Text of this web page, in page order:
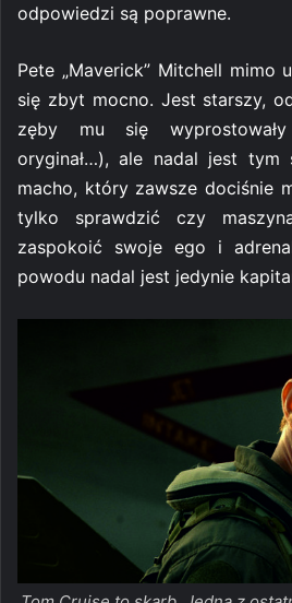
odpowiedzi są poprawne.
Pete „Maverick” Mitchell mimo
się zbyt mocno. Jest starszy,
zęby mu się
oryginał…), ale nadal jest tym
macho, który zawsze dociśnie
tylko sprawdzić czy
zaspokoić swoje ego i
powodu nadal jest jedynie